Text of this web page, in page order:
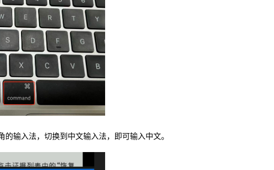
的输入法，切换到中文输入法，即可输入中文。